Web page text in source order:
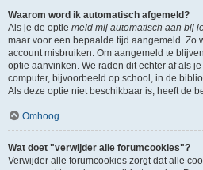
Waarom word ik automatisch afgemeld?
Als je de optie meld mij automatisch aan bij
maar voor een bepaalde tijd aangemeld. Zo
account misbruiken. Om aangemeld te
optie aanvinken. We raden dit echter af als
computer, bijvoorbeeld op school, in de
Als deze optie niet beschikbaar is, heeft de
Omhoog
Wat doet "verwijder alle forumcookies"?
Verwijder alle forumcookies zorgt dat alle